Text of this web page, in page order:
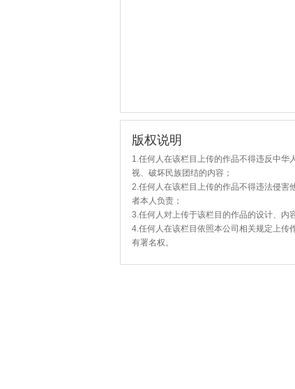
版权说明
1.任何人在该栏目上传的作品不得违反中华
视、破坏民族团结的内容；
2.任何人在该栏目上传的作品不得违法侵害
者本人负责；
3.任何人对上传于该栏目的作品的设计、内
4.任何人在该栏目依照本公司相关规定上传
有署名权。